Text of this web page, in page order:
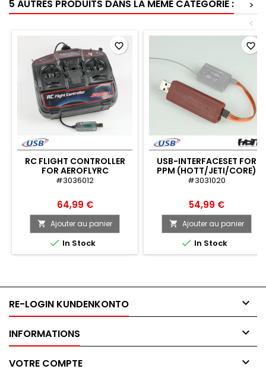
5 AUTRES PRODUITS DANS LA MÊME CATÉGORIE :
>
<
RC FLIGHT CONTROLLER
FOR AEROFLYRC
#3036012
64,99 €
 Ajouter au panier
 In Stock
favorite_border
USB-INTERFACESET FOR
PPM (HOTT/JETI/CORE)
#3031020
54,99 €
 Ajouter au panier
 In Stock
favorite_border
RE-LOGIN KUNDENKONTO 
INFORMATIONS 
VOTRE COMPTE 